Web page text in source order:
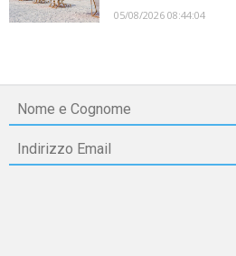
05/08/2026 08:44:04